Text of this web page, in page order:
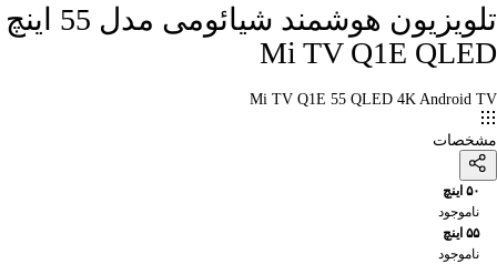
تلویزیون هوشمند شیائومی مدل 55 اینچ
Mi TV Q1E QLED
Mi TV Q1E 55 QLED 4K Android TV
مشخصات
۵۰ اینچ
ناموجود
۵۵ اینچ
ناموجود